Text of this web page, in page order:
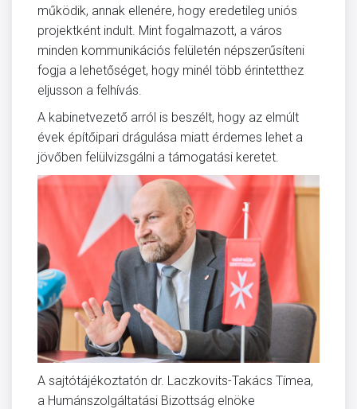
működik, annak ellenére, hogy eredetileg uniós
projektként indult. Mint fogalmazott, a város
minden kommunikációs felületén népszerűsíteni
fogja a lehetőséget, hogy minél több érintetthez
eljusson a felhívás.
A kabinetvezető arról is beszélt, hogy az elmúlt
évek építőipari drágulása miatt érdemes lehet a
jövőben felülvizsgálni a támogatási keretet.
A sajtótájékoztatón dr. Laczkovits-Takács Tímea,
a Humánszolgáltatási Bizottság elnöke